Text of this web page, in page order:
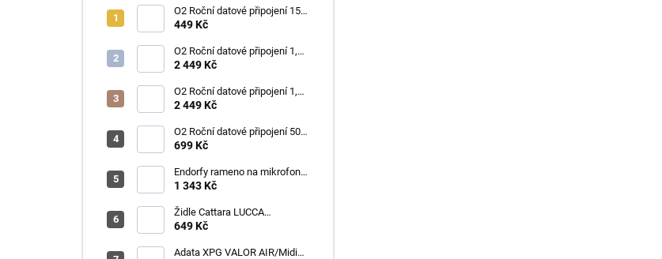
O2 Roční datové připojení 15
GB
449 Kč
O2 Roční datové připojení 1,2
TB
2 449 Kč
O2 Roční datové připojení 1,2
TB
2 449 Kč
O2 Roční datové připojení 50
GB
699 Kč
Endorfy rameno na mikrofon
Broadcast Low Profile Boom
hlava / černý
1 343 Kč
Židle Cattara LUCCA
kempingová skládací modrá
649 Kč
Adata XPG VALOR AIR/Midi